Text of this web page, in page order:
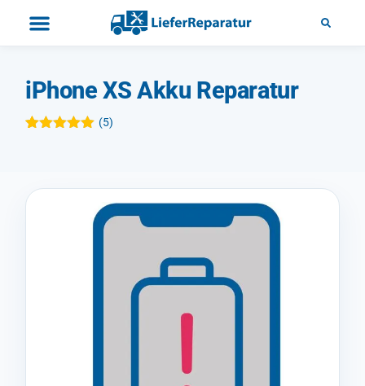
iPhone XS Akku Reparatur
Kundenbewertungen
(5)